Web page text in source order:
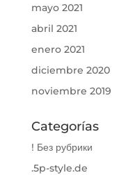
mayo 2021
abril 2021
enero 2021
diciembre 2020
noviembre 2019
Categorías
! Без рубрики
.5p-style.de